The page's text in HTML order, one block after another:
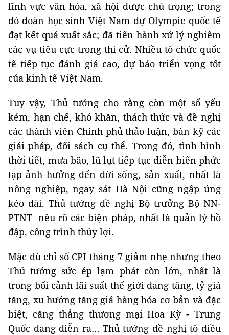
lĩnh vực văn hóa, xã hội được chú trọng; trong
đó đoàn học sinh Việt Nam dự Olympic quốc tế
đạt kết quả xuất sắc; đã tiến hành xử lý nghiêm
các vụ tiêu cực trong thi cử. Nhiều tổ chức quốc
tế tiếp tục đánh giá cao, dự báo triển vọng tốt
của kinh tế Việt Nam.
Tuy vậy, Thủ tướng cho rằng còn một số yếu
kém, hạn chế, khó khăn, thách thức và đề nghị
các thành viên Chính phủ thảo luận, bàn kỹ các
giải pháp, đối sách cụ thể. Trong đó, tình hình
thời tiết, mưa bão, lũ lụt tiếp tục diễn biến phức
tạp ảnh hưởng đến đời sống, sản xuất, nhất là
nông nghiệp, ngay sát Hà Nội cũng ngập úng
kéo dài. Thủ tướng đề nghị Bộ trưởng Bộ NN-
PTNT nêu rõ các biện pháp, nhất là quản lý hồ
đập, công trình thủy lợi.
Mặc dù chỉ số CPI tháng 7 giảm nhẹ nhưng theo
Thủ tướng sức ép lạm phát còn lớn, nhất là
trong bối cảnh lãi suất thế giới đang tăng, tỷ giá
tăng, xu hướng tăng giá hàng hóa cơ bản và đặc
biệt, căng thẳng thương mại Hoa Kỳ - Trung
Quốc đang diễn ra… Thủ tướng đề nghị tổ điều